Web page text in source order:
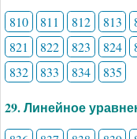
810 811 812 813
821
822 823 824
832
833 834 835
29. Линейное